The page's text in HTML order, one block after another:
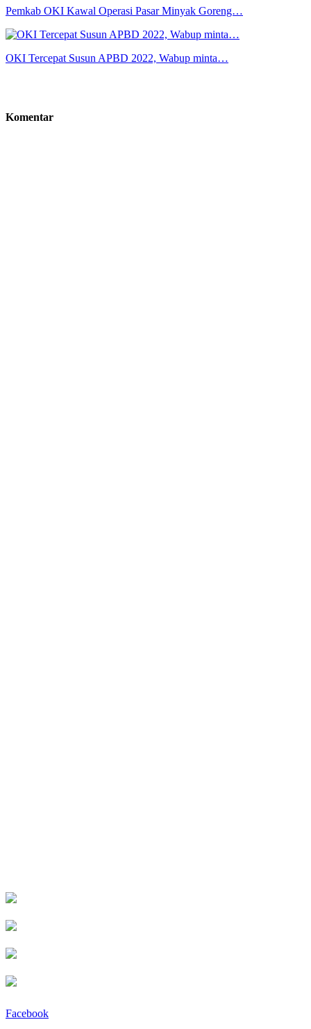
Pemkab OKI Kawal Operasi Pasar Minyak Goreng…
OKI Tercepat Susun APBD 2022, Wabup minta…
Komentar
Facebook